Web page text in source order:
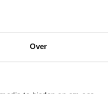
Over
voordeur kom je in de
tot de badkamer,
beschikt over twee
with a French